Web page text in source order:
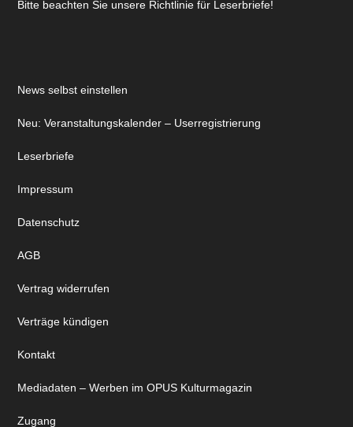
Bitte beachten Sie unsere Richtlinie für Leserbriefe!
News selbst einstellen
Neu: Veranstaltungskalender – Userregistrierung
Leserbriefe
Impressum
Datenschutz
AGB
Vertrag widerrufen
Verträge kündigen
Kontakt
Mediadaten – Werben im OPUS Kulturmagazin
Zugang